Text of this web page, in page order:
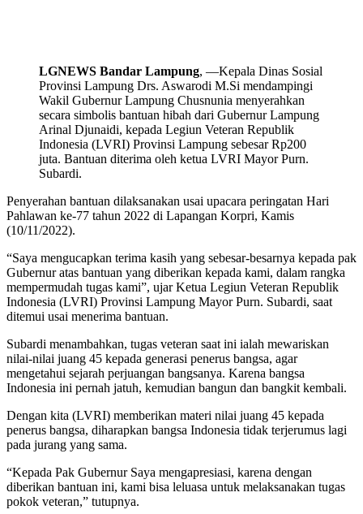
LGNEWS Bandar Lampung, —Kepala Dinas Sosial
Provinsi Lampung Drs. Aswarodi M.Si mendampingi
Wakil Gubernur Lampung Chusnunia menyerahkan
secara simbolis bantuan hibah dari Gubernur Lampung
Arinal Djunaidi, kepada Legiun Veteran Republik
Indonesia (LVRI) Provinsi Lampung sebesar Rp200
juta. Bantuan diterima oleh ketua LVRI Mayor Purn.
Subardi.
Penyerahan bantuan dilaksanakan usai upacara peringatan Hari
Pahlawan ke-77 tahun 2022 di Lapangan Korpri, Kamis
(10/11/2022).
“Saya mengucapkan terima kasih yang sebesar-besarnya kepada pak
Gubernur atas bantuan yang diberikan kepada kami, dalam rangka
mempermudah tugas kami”, ujar Ketua Legiun Veteran Republik
Indonesia (LVRI) Provinsi Lampung Mayor Purn. Subardi, saat
ditemui usai menerima bantuan.
Subardi menambahkan, tugas veteran saat ini ialah mewariskan
nilai-nilai juang 45 kepada generasi penerus bangsa, agar
mengetahui sejarah perjuangan bangsanya. Karena bangsa
Indonesia ini pernah jatuh, kemudian bangun dan bangkit kembali.
Dengan kita (LVRI) memberikan materi nilai juang 45 kepada
penerus bangsa, diharapkan bangsa Indonesia tidak terjerumus lagi
pada jurang yang sama.
“Kepada Pak Gubernur Saya mengapresiasi, karena dengan
diberikan bantuan ini, kami bisa leluasa untuk melaksanakan tugas
pokok veteran,” tutupnya.